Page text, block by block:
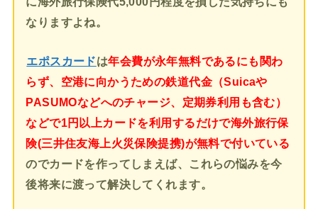
なりますよね。
エポスカードは年会費が永年無料であるにも関わ
らず、空港に向かうための鉄道代金（Suicaや
PASUMOなどへのチャージ、定期券利用も含む）
などで1円以上カードを利用するだけで海外旅行保
険(三井住友海上火災保険提携)が無料で付いている
のでカードを作ってしまえば、これらの悩みを今
後将来に渡って解決してくれます。